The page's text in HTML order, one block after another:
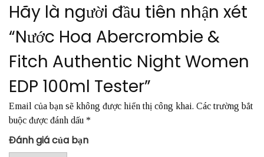
Hãy là người đầu tiên nhận xét
“Nước Hoa Abercrombie &
Fitch Authentic Night Women
EDP 100ml Tester”
Email của bạn sẽ không được hiển thị công khai. Các trường bắt
buộc được đánh dấu *
Đánh giá của bạn